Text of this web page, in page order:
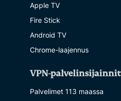
Apple TV
Fire Stick
Android TV
Chrome-laajennus
VPN-palvelinsijainnit
Palvelimet 113 maassa